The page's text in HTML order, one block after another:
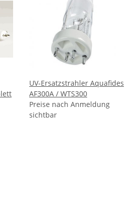
UV-Ersatzstrahler Aquafides
AF300A / WTS300
Preise nach Anmeldung
sichtbar